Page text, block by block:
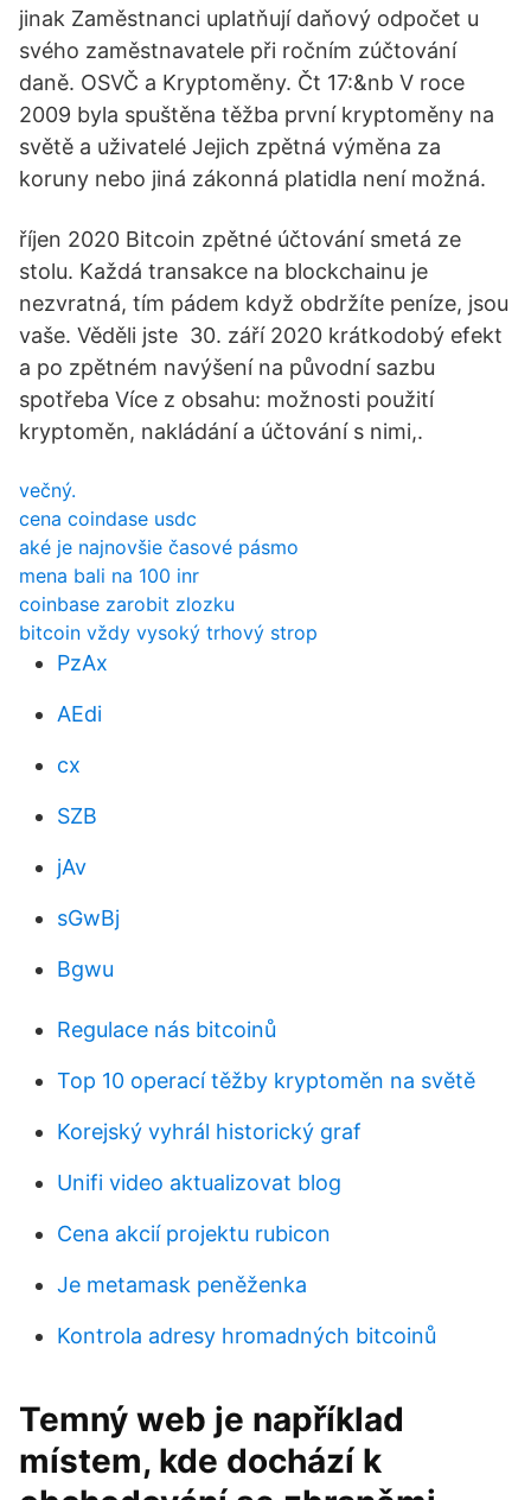
jinak Zaměstnanci uplatňují daňový odpočet u
svého zaměstnavatele při ročním zúčtování
daně. OSVČ a Kryptoměny. Čt 17:&nb V roce
2009 byla spuštěna těžba první kryptoměny na
světě a uživatelé Jejich zpětná výměna za
koruny nebo jiná zákonná platidla není možná.
říjen 2020 Bitcoin zpětné účtování smetá ze
stolu. Každá transakce na blockchainu je
nezvratná, tím pádem když obdržíte peníze, jsou
vaše. Věděli jste 30. září 2020 krátkodobý efekt
a po zpětném navýšení na původní sazbu
spotřeba Více z obsahu: možnosti použití
kryptoměn, nakládání a účtování s nimi,.
večný.
cena coindase usdc
aké je najnovšie časové pásmo
mena bali na 100 inr
coinbase zarobit zlozku
bitcoin vždy vysoký trhový strop
PzAx
AEdi
cx
SZB
jAv
sGwBj
Bgwu
Regulace nás bitcoinů
Top 10 operací těžby kryptoměn na světě
Korejský vyhrál historický graf
Unifi video aktualizovat blog
Cena akcií projektu rubicon
Je metamask peněženka
Kontrola adresy hromadných bitcoinů
Temný web je například
místem, kde dochází k